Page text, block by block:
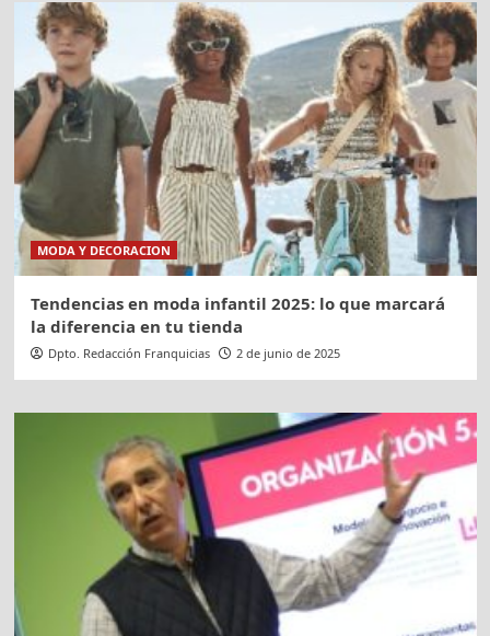
MODA Y DECORACION
Tendencias en moda infantil 2025: lo que marcará
la diferencia en tu tienda
Dpto. Redacción Franquicias 2 de junio de 2025